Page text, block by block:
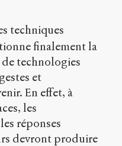
techniques
finalement la
technologies
et
En effet, à
les
réponses
devront produire